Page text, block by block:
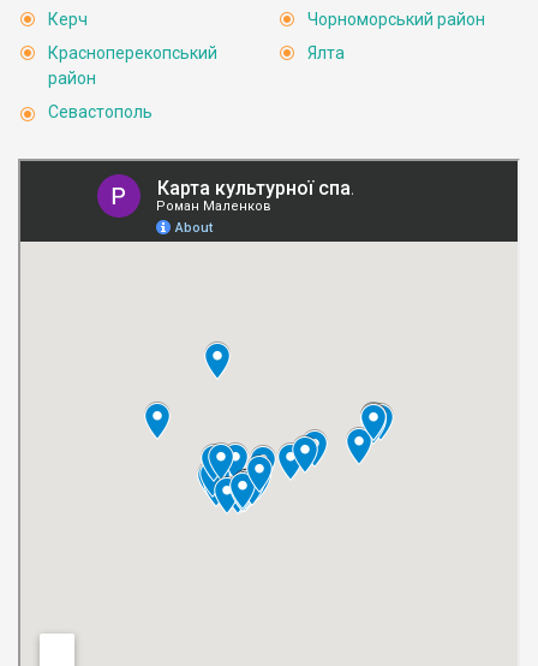
Керч
Красноперекопський
район
Севастополь
Чорноморський район
Ялта